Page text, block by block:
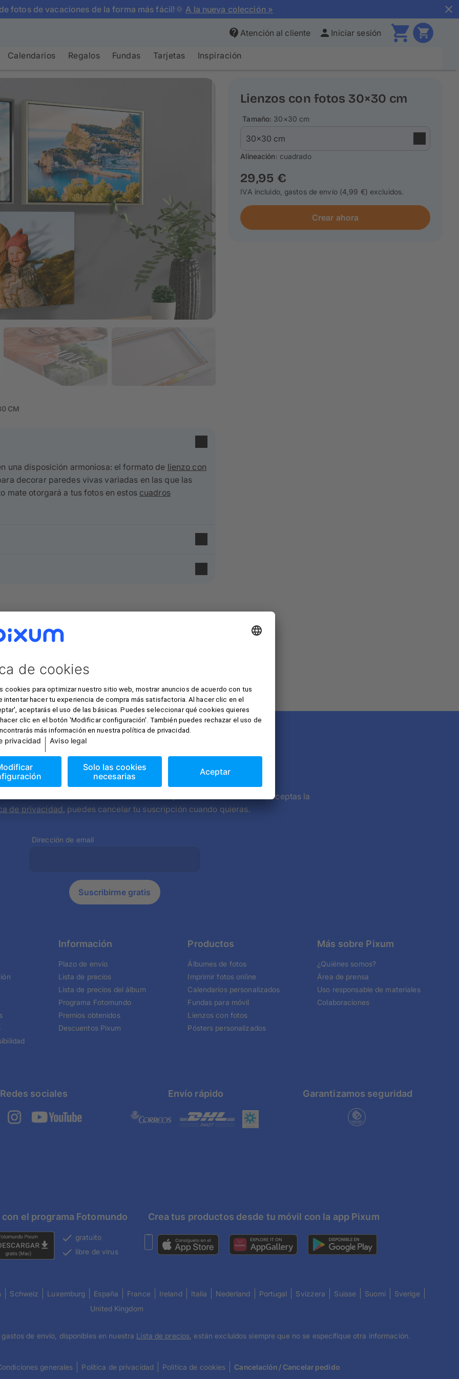
fotos de vacaciones de la forma más fácil!🌞A la nueva colección »
Atención al cliente Iniciar sesión
Calendarios Regalos Fundas Tarjetas Inspiración
Lienzos con fotos 30×30 cm
Tamaño: 30×30 cm
Alineación: cuadrado
29,95 €
IVA incluido, gastos de envío (4,99 €) excluidos.
Crear ahora
CM
una disposición armoniosa: el formato de lienzo con
decorar paredes vivas variadas en las que las
mate otorgará a tus fotos en estos cuadros
pino y abeto procedente de silvicultura sostenible
3-5 cm de tu foto quedan doblados en el borde -
pierdas nada con nuestra newsletter gratuita
ofertas únicas e información sobre nuevos productos. Al suscribirte, aceptas la
de privacidad, puedes cancelar tu suscripción cuando quieras.
Dirección de email
Suscribirme gratis
Información
Plazo de envío
Lista de precios
Lista de precios del álbum
Programa Fotomundo
Premios obtenidos
Descuentos Pixum
Productos
Álbumes de fotos
Imprimir fotos online
Calendarios personalizados
Fundas para móvil
Lienzos con fotos
Pósters personalizados
Más sobre Pixum
¿Quiénes somos?
Área de prensa
Uso responsable de materiales
Colaboraciones
Redes sociales Envío rápido Garantizamos seguridad
el programa Fotomundo
gratuito
libre de virus
Crea tus productos desde tu móvil con la app Pixum
Schweiz Luxemburg España France Ireland Italia Nederland Portugal Svizzera Suisse Suomi
Sverige
United Kingdom
de envío, disponibles en nuestra Lista de precios , están excluidos siempre que no se especifique otra información.
generales Política de privacidad Política de cookies Cancelación / Cancelar pedido